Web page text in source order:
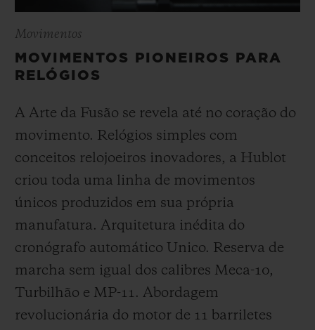
Movimentos
MOVIMENTOS PIONEIROS PARA
RELÓGIOS
A Arte da Fusão se revela até no coração do
movimento. Relógios simples com
conceitos relojoeiros inovadores, a Hublot
criou toda uma linha de movimentos
únicos produzidos em sua própria
manufatura. Arquitetura inédita do
cronógrafo automático Unico. Reserva de
marcha sem igual dos calibres Meca-10,
Turbilhão e MP-11. Abordagem
revolucionária do motor de 11 barriletes